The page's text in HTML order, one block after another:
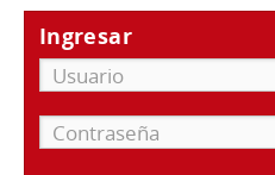
Ingresar